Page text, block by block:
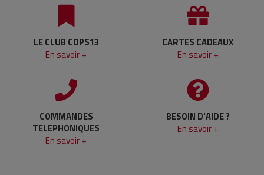
LE CLUB COPS13
En savoir +
CARTES CADEAUX
En savoir +
COMMANDES
TELEPHONIQUES
En savoir +
BESOIN D'AIDE ?
En savoir +